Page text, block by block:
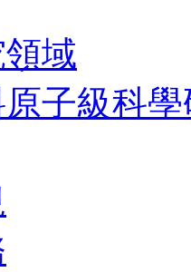
域
子級科